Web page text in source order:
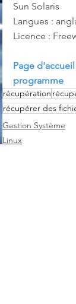
Sun Solaris
Langues :
Licence :
Page
programme
récupération
récupérer des
Gestion Système
Linux